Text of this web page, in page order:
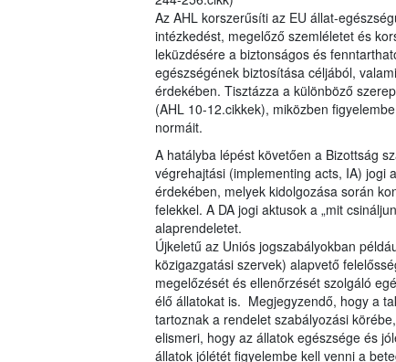
Az AHL korszerűsíti az EU állat-
intézkedést, megelőző szemléletet és
leküzdésére a biztonságos és
egészségének biztosítása céljából,
érdekében. Tisztázza a különböző
(AHL 10-12.cikkek), miközben
normáit.
A hatályba lépést követően a Bizottság
végrehajtási (implementing acts, IA) jogi
érdekében, melyek kidolgozása során
felekkel. A DA jogi aktusok a „mit
alaprendeletet.
Újkeletű az Uniós jogszabályokban
közigazgatási szervek) alapvető
megelőzését és ellenőrzését szolgáló
élő állatokat is. Megjegyzendő, hogy a
tartoznak a rendelet szabályozási
elismeri, hogy az állatok egészsége és
állatok jólétét figyelembe kell venni a